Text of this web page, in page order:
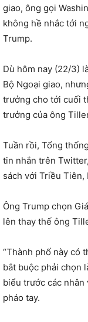
giao, ông gọi
không hề nhắc tới
Trump.
Dù hôm nay (22/3)
Bộ Ngoại giao,
trưởng cho tới cuối
trưởng của ông
Tuần rồi, Tổng
tin nhắn trên
sách với Triều Tiên,
Ông Trump chọn
lên thay thế ông
“Thành phố này có
bắt buộc phải chọn
biểu trước các nhân
pháo tay.